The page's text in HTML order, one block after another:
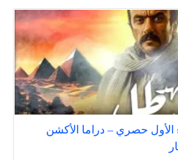
حصري – دراما الأكشن